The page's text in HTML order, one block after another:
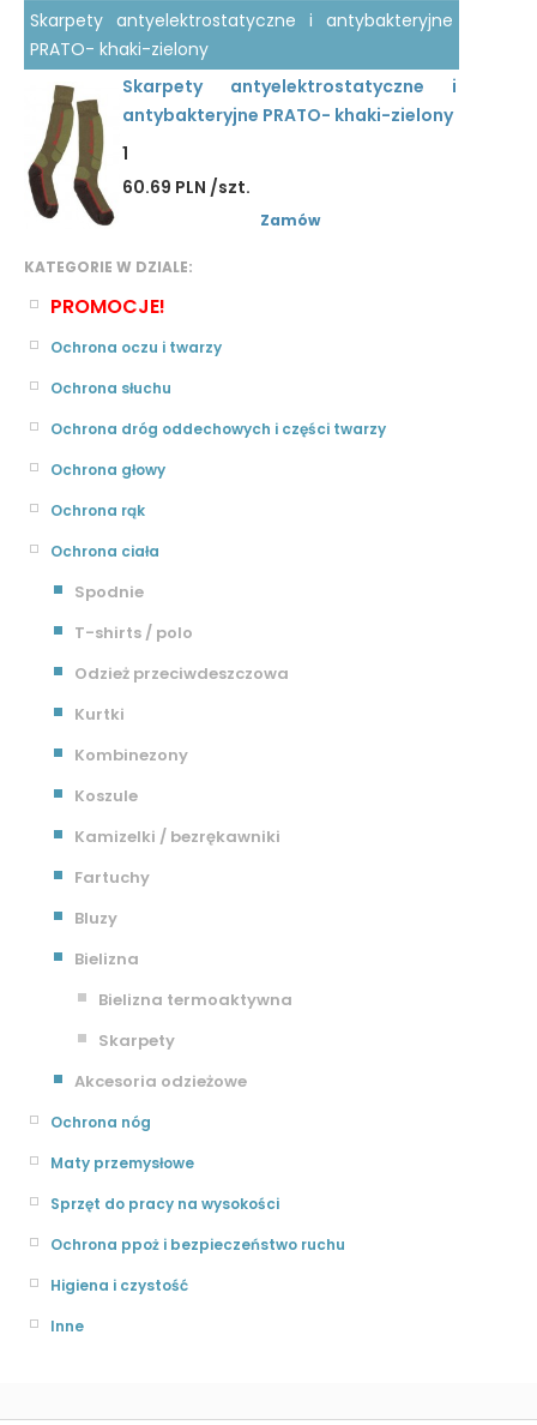
KATEGORIE W DZIALE:
PROMOCJE!
Ochrona oczu i twarzy
Ochrona słuchu
Ochrona dróg oddechowych i części twarzy
Ochrona głowy
Ochrona rąk
Ochrona ciała
Spodnie
T-shirts / polo
Odzież przeciwdeszczowa
Kurtki
Kombinezony
Koszule
Kamizelki / bezrękawniki
Fartuchy
Bluzy
Bielizna
Bielizna termoaktywna
Skarpety
Akcesoria odzieżowe
Ochrona nóg
Maty przemysłowe
Sprzęt do pracy na wysokości
Ochrona ppoż i bezpieczeństwo ruchu
Higiena i czystość
Inne
Skarpety antyelektrostatyczne i antybakteryjne
PRATO- khaki-zielony
Skarpety antyelektrostatyczne i
antybakteryjne PRATO- khaki-zielony
1
60.69 PLN /szt.
Zamów